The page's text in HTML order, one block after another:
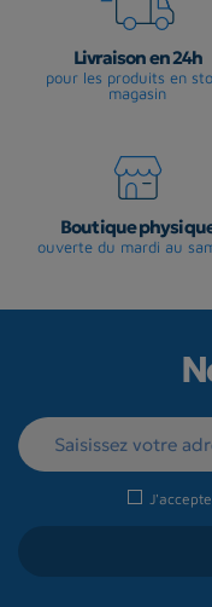
Livraison en 24h
pour les produits en
magasin
Boutique
ouverte du mardi au